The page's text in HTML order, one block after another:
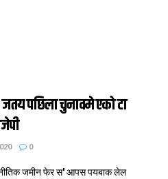
पछिला चुनावमे एको टा
0
जमीन फेर स' आपस पयबाक लेल